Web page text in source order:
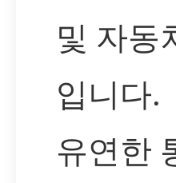
및 자동
입니다.
유연한